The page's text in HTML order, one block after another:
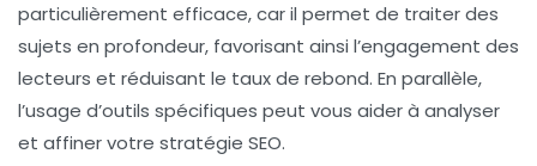
particulièrement efficace, car il permet de traiter des
sujets en profondeur, favorisant ainsi l’engagement des
lecteurs et réduisant le taux de rebond. En parallèle,
l’usage d’outils spécifiques peut vous aider à analyser
et affiner votre stratégie SEO.